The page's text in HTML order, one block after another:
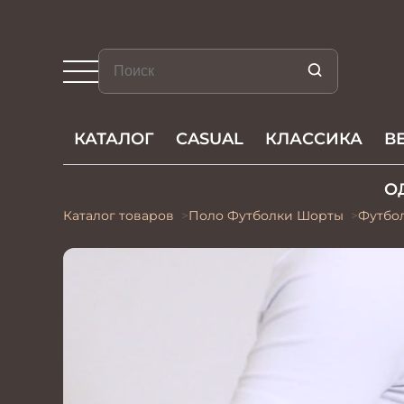
КАТАЛОГ CASUAL КЛАССИКА
Каталог товаров Поло Футболки Шорты